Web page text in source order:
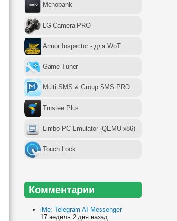
Monobank
LG Camera PRO
Armor Inspector - для WoT
Game Tuner
Multi SMS & Group SMS PRO
Trustee Plus
Limbo PC Emulator (QEMU x86)
Touch Lock
Комментарии
iMe: Telegram AI Messenger
17 недель 2 дня назад